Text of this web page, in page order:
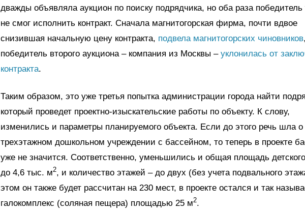
дважды объявляла аукцион по поиску подрядчика, но оба раза победитель
не смог исполнить контракт. Сначала магнитогорская фирма, почти вдвое
снизившая начальную цену контракта, подвела магнитогорских чиновников
победитель второго аукциона – компания из Москвы – уклонилась от
контракта.
Таким образом, это уже третья попытка администрации города найти
который проведет проектно-изыскательские работы по объекту. К слову,
изменились и параметры планируемого объекта. Если до этого речь шла о
трехэтажном дошкольном учреждении с бассейном, то теперь в проекте
уже не значится. Соответственно, уменьшились и общая площадь
до 4,6 тыс. м2, и количество этажей – до двух (без учета подвального
этом он также будет рассчитан на 230 мест, в проекте остался и так
галокомплекс (соляная пещера) площадью 25 м2.